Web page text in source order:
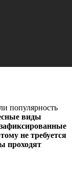
популярность
виды
не требуется
проходят